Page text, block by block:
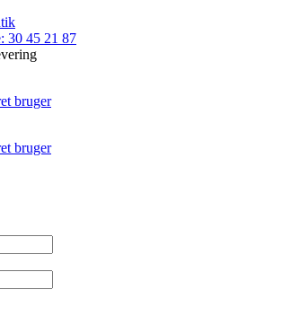
30 45 21 87
bruger
bruger